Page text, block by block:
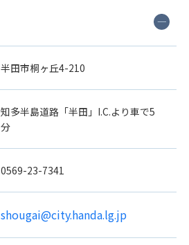
半田市桐ヶ丘4-210
知多半島道路「半田」I.C.より車で5
分
0569-23-7341
shougai@city.handa.lg.jp